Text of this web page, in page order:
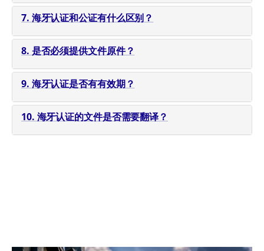
7. 海牙认证和公证有什么区别？
8. 是否必须提供文件原件？
9. 海牙认证是否有有效期？
10. 海牙认证的文件是否需要翻译？